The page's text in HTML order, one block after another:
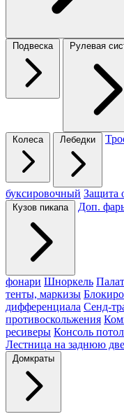
Подвеска Рулевая
Колеса Лебедки
буксировочный Защита
Кузов пикапа Доп.
фонари Шноркель
тенты, маркизы
дифференциала Сенд-
противоскольжения
ресиверы Консоль
Лестница на заднюю
Домкраты